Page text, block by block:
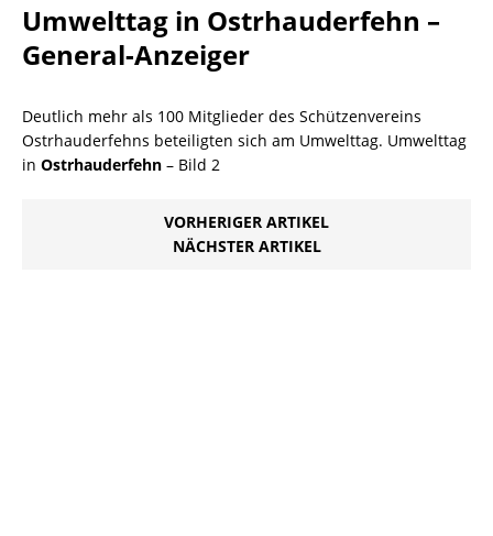
Umwelttag in Ostrhauderfehn –
General-Anzeiger
Deutlich mehr als 100 Mitglieder des Schützenvereins
Ostrhauderfehns beteiligten sich am Umwelttag. Umwelttag
in Ostrhauderfehn – Bild 2
VORHERIGER ARTIKEL
NÄCHSTER ARTIKEL